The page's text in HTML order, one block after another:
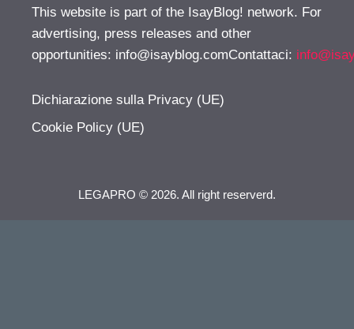
This website is part of the IsayBlog! network. For
advertising, press releases and other
opportunities: info@isayblog.comContattaci:
Dichiarazione sulla Privacy (UE)
Cookie Policy (UE)
LEGAPRO © 2026. All right reserverd.